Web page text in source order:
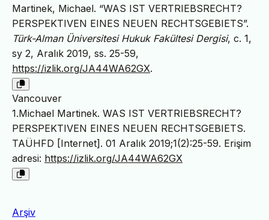
Martinek, Michael. “WAS IST VERTRIEBSRECHT?
PERSPEKTIVEN EINES NEUEN RECHTSGEBIETS”.
Türk-Alman Üniversitesi Hukuk Fakültesi Dergisi, c. 1,
sy 2, Aralık 2019, ss. 25-59,
https://izlik.org/JA44WA62GX.
Vancouver
1.Michael Martinek. WAS IST VERTRIEBSRECHT?
PERSPEKTIVEN EINES NEUEN RECHTSGEBIETS.
TAÜHFD [Internet]. 01 Aralık 2019;1(2):25-59. Erişim
adresi: https://izlik.org/JA44WA62GX
Arşiv